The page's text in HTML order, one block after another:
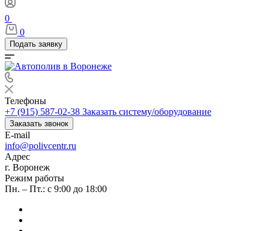
0
0
Подать заявку
Телефоны
+7 (915) 587-02-38 Заказать систему/оборудование
Заказать звонок
E-mail
info@polivcentr.ru
Адрес
г. Воронеж
Режим работы
Пн. – Пт.: с 9:00 до 18:00